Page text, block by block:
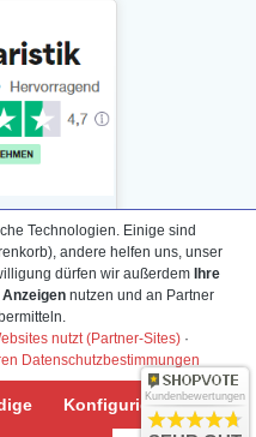
Info
Technologien. Einige sind
andere helfen uns, unser
dürfen wir außerdem Ihre
nutzen und an Partner
nutzt (Partner-Sites) ·
Datenschutzbestimmungen
KonfigurierenKundenbewertungen